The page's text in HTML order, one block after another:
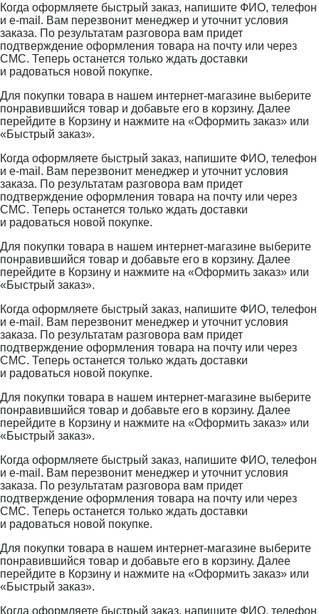
Когда оформляете быстрый заказ, напишите ФИО, телефон
и e-mail. Вам перезвонит менеджер и уточнит условия
заказа. По результатам разговора вам придет
подтверждение оформления товара на почту или через
СМС. Теперь останется только ждать доставки
и радоваться новой покупке.
Для покупки товара в нашем интернет-магазине выберите
понравившийся товар и добавьте его в корзину. Далее
перейдите в Корзину и нажмите на «Оформить заказ» или
«Быстрый заказ».
Когда оформляете быстрый заказ, напишите ФИО, телефон
и e-mail. Вам перезвонит менеджер и уточнит условия
заказа. По результатам разговора вам придет
подтверждение оформления товара на почту или через
СМС. Теперь останется только ждать доставки
и радоваться новой покупке.
Для покупки товара в нашем интернет-магазине выберите
понравившийся товар и добавьте его в корзину. Далее
перейдите в Корзину и нажмите на «Оформить заказ» или
«Быстрый заказ».
Когда оформляете быстрый заказ, напишите ФИО, телефон
и e-mail. Вам перезвонит менеджер и уточнит условия
заказа. По результатам разговора вам придет
подтверждение оформления товара на почту или через
СМС. Теперь останется только ждать доставки
и радоваться новой покупке.
Для покупки товара в нашем интернет-магазине выберите
понравившийся товар и добавьте его в корзину. Далее
перейдите в Корзину и нажмите на «Оформить заказ» или
«Быстрый заказ».
Когда оформляете быстрый заказ, напишите ФИО, телефон
и e-mail. Вам перезвонит менеджер и уточнит условия
заказа. По результатам разговора вам придет
подтверждение оформления товара на почту или через
СМС. Теперь останется только ждать доставки
и радоваться новой покупке.
Для покупки товара в нашем интернет-магазине выберите
понравившийся товар и добавьте его в корзину. Далее
перейдите в Корзину и нажмите на «Оформить заказ» или
«Быстрый заказ».
Когда оформляете быстрый заказ, напишите ФИО, телефон